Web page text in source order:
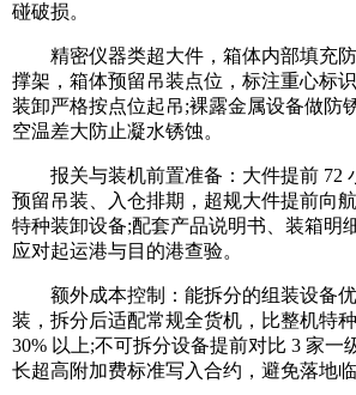
碰破损。
精密仪器类超大件，箱体内部填充防
撑架，箱体预留吊装点位，标注重心标
装卸严格按点位起吊;裸露金属设备做防
空温差大防止凝水锈蚀。
报关与装机前置准备：大件提前 72
预留吊装、入仓排期，超规大件提前向
特种装卸设备;配套产品说明书、装箱明
应对起运港与目的港查验。
额外成本控制：能拆分的组装设备优
装，拆分后适配常规全货机，比整机特
30% 以上;不可拆分设备提前对比 3 家一
长超高附加费标准写入合约，避免落地临